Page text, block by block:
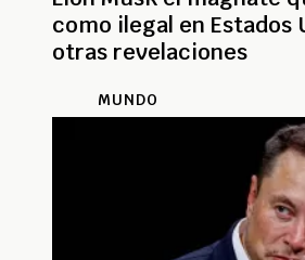
como ilegal en Estados
otras revelaciones
MUNDO